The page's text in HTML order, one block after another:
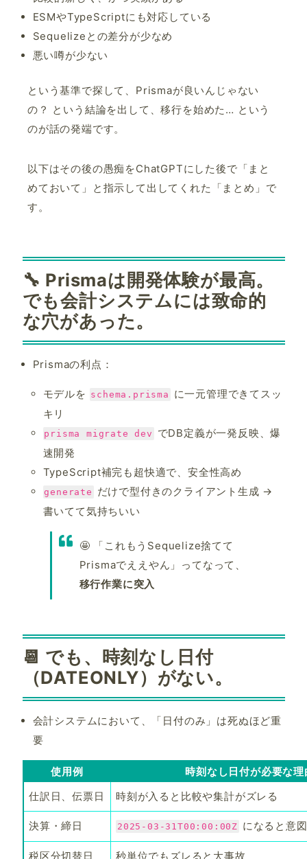
ESMやTypeScriptにも対応している
Sequelizeとの差分が少なめ
悪い噂が少ない
という基準で探して、Prismaが良いんじゃない
の？ という結論を出して、移行を始めた… という
のが話の発端です。
以下はその後の愚痴をChatGPTにした後で「まと
めておいて」と指示して出してくれた「まとめ」で
す。
🔧 Prismaは開発体験が最高。
でも会計システムには致命的
な穴があった。
Prismaの利点：
モデルを schema.prisma
に一元管理できてスッ
キリ
prisma migrate dev
でDB定義が一発反映、爆
速開発
TypeScript補完も超快適で、安全性高め
generate
だけで型付きのクライアント生成 →
書いてて気持ちいい
🤩 「これもうSequelize捨てて
Prismaでええやん」ってなって、
移行作業に突入
📆 でも、時刻なし日付
（DATEONLY）がない。
会計システムにおいて、「日付のみ」は死ぬほど重
要
使用例
時刻なし日付が必要な理
仕訳日、伝票日
時刻が入ると比較や集計がズレる
決算・締日 2025-03-31T00:00:00Z になると意
税区分切替日 秒単位でもズレると大事故